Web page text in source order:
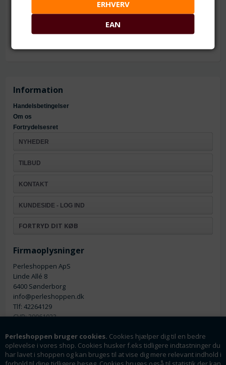
Perleshoppen bruger cookies. Cookies hjælper dig til en bedre
oplevelse i vores shop. Cookies husker f.eks tidligere indtastninger du
har lavet i shoppen og kan bruges til at vise dig mere relevant indhold i
Farve: elfenben (en anelse gullig)
Grade A = god kvalitet med pæn glans
Ferskvandsperler. Ufarvet natur. Grade A. 7.5 - 8.5 mm
Information
Handelsbetingelser
Om os
Fortrydelsesret
NYHEDER
TILBUD
KONTAKT
KUNDESIDE - LOG IND
FORTRYD DIT KØB
Firmaoplysninger
Perleshoppen ApS
Linde Allé 8
6400 Sønderborg
info@perleshoppen.dk
Tlf: 42264129
CVR: 39061023
ERHVERV
EAN